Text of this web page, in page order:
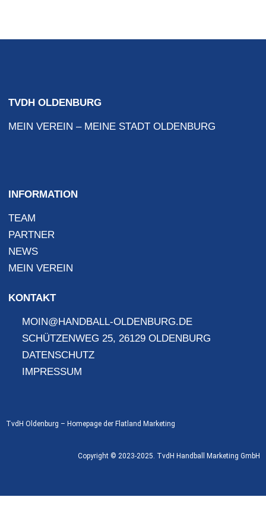
TVDH OLDENBURG
MEIN VEREIN – MEINE STADT OLDENBURG
INFORMATION
TEAM
PARTNER
NEWS
MEIN VEREIN
KONTAKT
MOIN@HANDBALL-OLDENBURG.DE
SCHÜTZENWEG 25, 26129 OLDENBURG
DATENSCHUTZ
IMPRESSUM
TvdH Oldenburg – Homepage der Flatland Marketing
Copyright © 2023-2025. TvdH Handball Marketing GmbH